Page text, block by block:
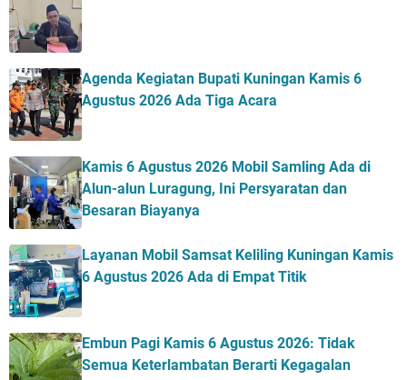
Agenda Kegiatan Bupati Kuningan Kamis 6
Agustus 2026 Ada Tiga Acara
Kamis 6 Agustus 2026 Mobil Samling Ada di
Alun-alun Luragung, Ini Persyaratan dan
Besaran Biayanya
Layanan Mobil Samsat Keliling Kuningan Kamis
6 Agustus 2026 Ada di Empat Titik
Embun Pagi Kamis 6 Agustus 2026: Tidak
Semua Keterlambatan Berarti Kegagalan